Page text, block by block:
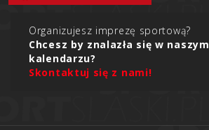
Organizujesz imprezę sportową?
Chcesz by znalazła się w naszym
kalendarzu?
Skontaktuj się z nami!